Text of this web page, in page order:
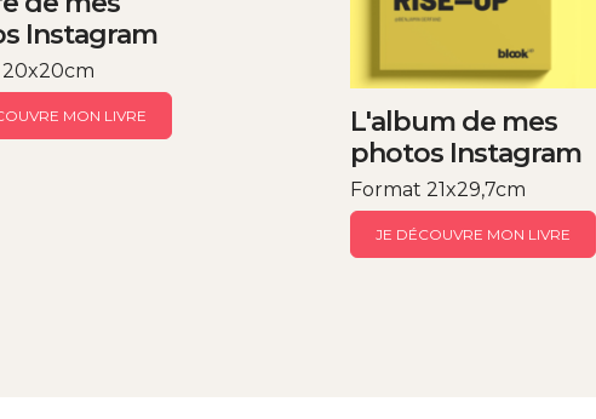
Instagram
MON LIVRE
L'album de mes
photos Instagram
Format 21x29,7cm
JE DÉCOUVRE MON LIVRE